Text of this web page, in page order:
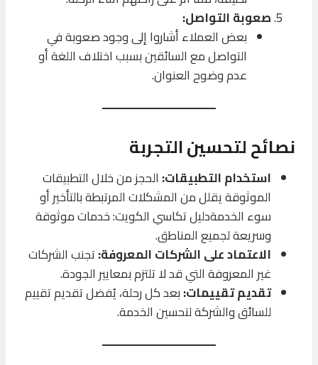
صعوبة التواصل:
بعض العملاء أشاروا إلى وجود صعوبة في
التواصل مع السائقين بسبب اختلاف اللغة أو
عدم وضوح العنوان.
نصائح لتحسين التجربة
استخدام التطبيقات: الحجز من خلال التطبيقات
الموثوقة يقلل من المشكلات المرتبطة بالتأخير أو
سوء الخدمةدليل تكاسي الكويت: خدمات موثوقة
وسريعة لجميع المناطق.
الاعتماد على الشركات المعروفة:تجنب الشركات
غير المعروفة التي قد لا تلتزم بمعايير الجودة.
تقديم تقييمات:بعد كل رحلة، يُفضل تقديم تقييم
للسائق والشركة لتحسين الخدمة.